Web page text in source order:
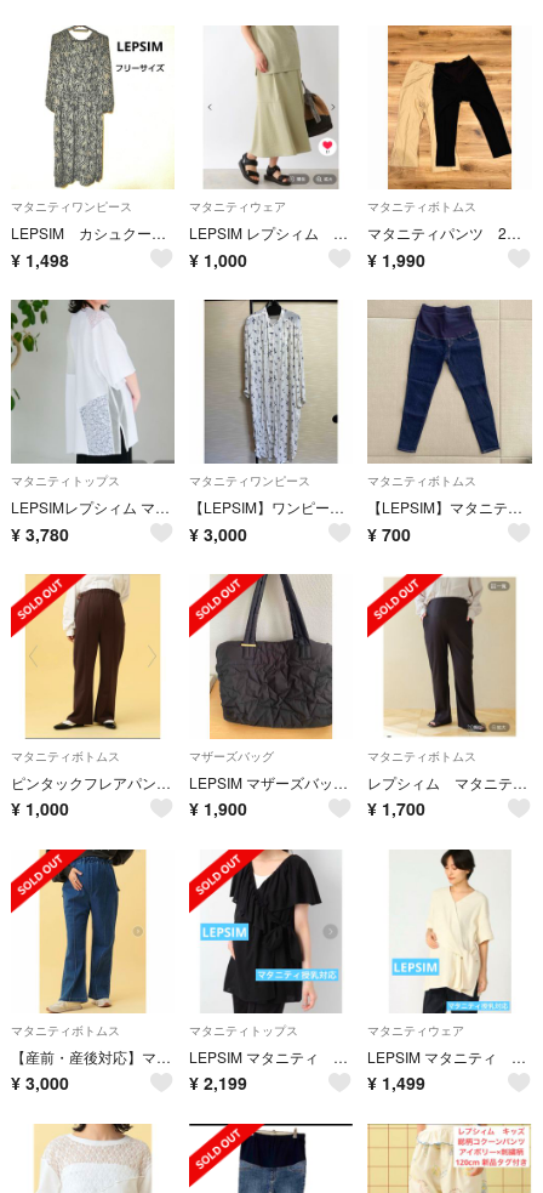
マタニティワンピース
LEPSIM カシュクール 長袖 ワンピース マタニティ F 総柄 シフォン 黒
¥ 1,498
マタニティウェア
LEPSIM レプシィム マタニティ ロングスカート 夏
¥ 1,000
マタニティボトムス
マタニティパンツ 2枚セット フレア/テーパード
¥ 1,990
マタニティトップス
LEPSIMレプシィム マタニティ パッチワークレースプルオーバー
¥ 3,780
マタニティワンピース
【LEPSIM】ワンピース（マタニティ）
¥ 3,000
マタニティボトムス
【LEPSIM】マタニティデニム Sサイズ
¥ 700
マタニティボトムス
ピンタックフレアパンツ マタニティ
¥ 1,000
マザーズバッグ
LEPSIM マザーズバッグ ブラック
¥ 1,900
マタニティボトムス
レプシィム マタニティリブパンツ
¥ 1,700
マタニティボトムス
【産前・産後対応】マタニティ／ピンタックデニムフレアパンツ
¥ 3,000
マタニティトップス
LEPSIM マタニティ カシュクールブラウス 授乳
¥ 2,199
マタニティウェア
LEPSIM マタニティ カシュクール 授乳対応 フリーサイズ
¥ 1,499